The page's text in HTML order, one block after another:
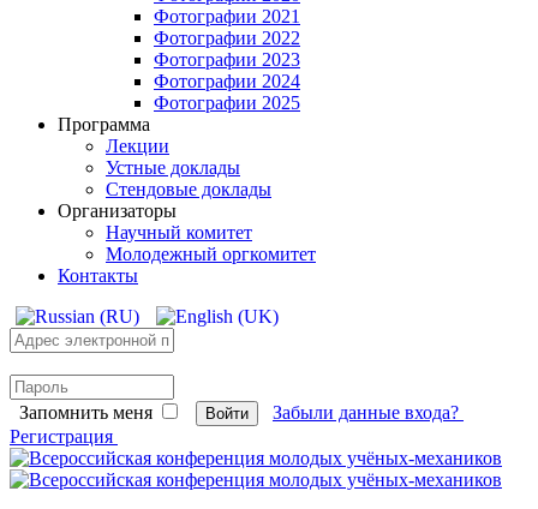
Фотографии 2021
Фотографии 2022
Фотографии 2023
Фотографии 2024
Фотографии 2025
Программа
Лекции
Устные доклады
Стендовые доклады
Организаторы
Научный комитет
Молодежный оргкомитет
Контакты
Запомнить меня Войти
Забыли данные входа?
Регистрация